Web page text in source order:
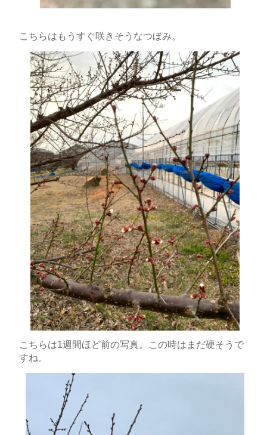
こちらはもうすぐ咲きそうなつぼみ。
こちらは1週間ほど前の写真。この時はまだ硬そうで
すね。